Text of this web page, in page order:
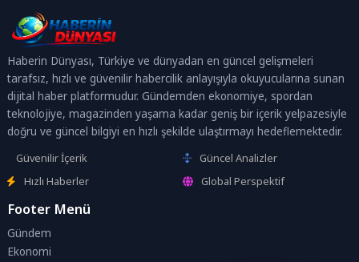
Haberin Dünyası, Türkiye ve dünyadan en güncel gelişmeleri
tarafsız, hızlı ve güvenilir habercilik anlayışıyla okuyucularına sunan
dijital haber platformudur. Gündemden ekonomiye, spordan
teknolojiye, magazinden yaşama kadar geniş bir içerik yelpazesiyle
doğru ve güncel bilgiyi en hızlı şekilde ulaştırmayı hedeflemektedir.
Güvenilir İçerik
Güncel Analizler
Hızlı Haberler
Global Perspektif
Footer Menü
Gündem
Ekonomi